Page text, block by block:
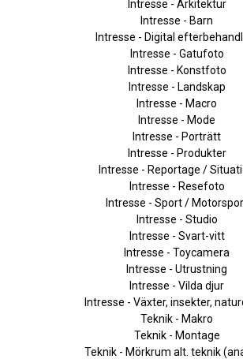
Intresse - Arkitektur
Intresse - Barn
Intresse - Digital
Intresse - Gatufoto
Intresse - Konstfoto
Intresse - Landskap
Intresse - Macro
Intresse - Mode
Intresse - Porträtt
Intresse - Produkter
Intresse - Reportage /
Intresse - Resefoto
Intresse - Sport /
Intresse - Studio
Intresse - Svart-vitt
Intresse - Toycamera
Intresse - Utrustning
Intresse - Vilda djur
Intresse - Växter, insekter,
Teknik - Makro
Teknik - Montage
Teknik - Mörkrum alt. teknik